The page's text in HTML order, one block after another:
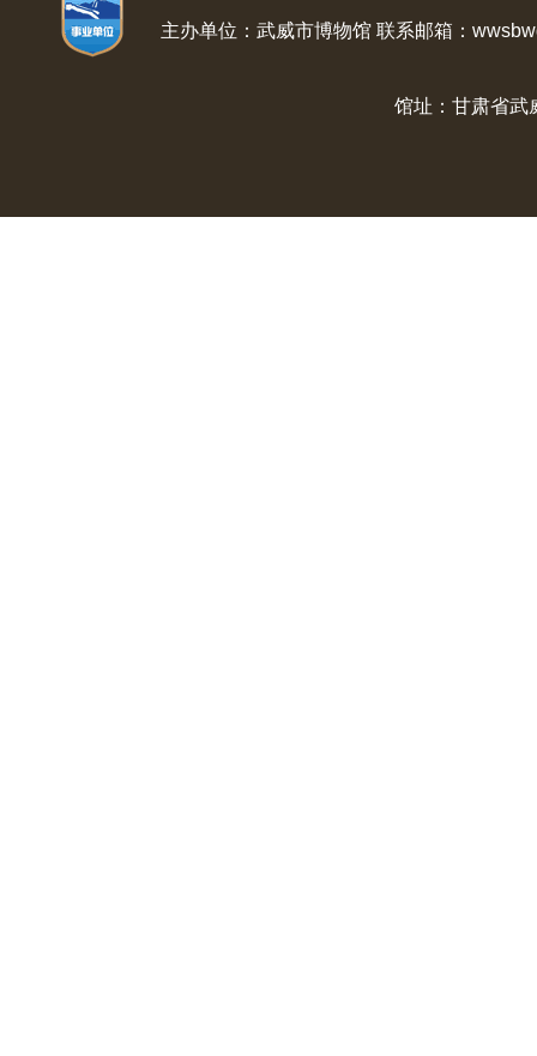
主办单位：武威市博物馆 联系邮箱：
馆址：甘肃省武